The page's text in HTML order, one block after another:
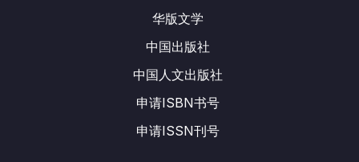
华版文学
中国出版社
中国人文出版社
申请ISBN书号
申请ISSN刊号